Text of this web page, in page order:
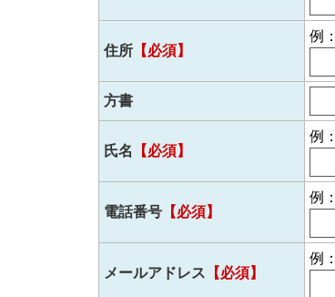
住所 【必須】
例
方書
氏名 【必須】
例
電話番号 【必須】
例
メールアドレス 【必須】
例